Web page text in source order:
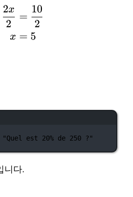
\begin{aligned}
2
2x
x
=
2
10
= 5
"Quel est 20% de 250 ?"
니다.